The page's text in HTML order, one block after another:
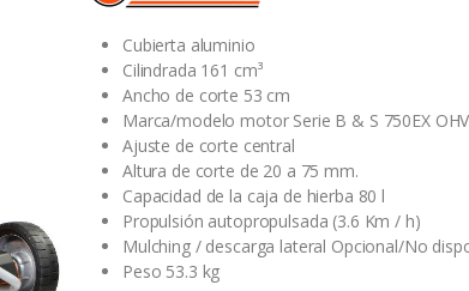
Cubierta aluminio
Cilindrada 161 cm³
Ancho de corte 53 cm
Marca/modelo motor Serie B & S 750EX OHV
Ajuste de corte central
Altura de corte de 20 a 75 mm.
Capacidad de la caja de hierba 80 l
Propulsión autopropulsada (3.6 Km / h)
Mulching / descarga lateral Opcional/No
Peso 53.3 kg